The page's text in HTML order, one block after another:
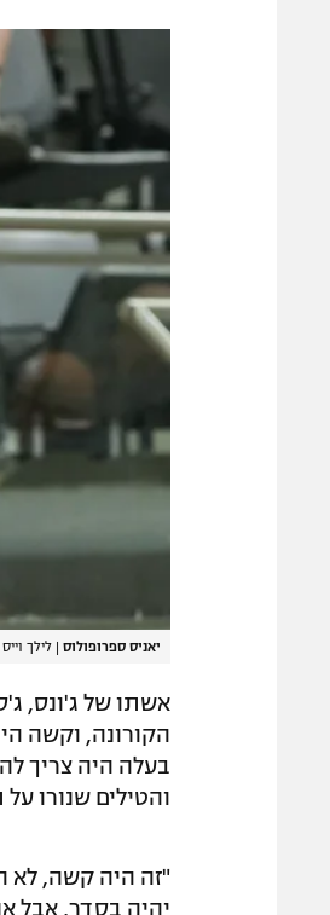
יאניס ספרופולוס | לילך וייס
אשתו של ג'ונס,
הקורונה, וקשה
בעלה היה צריך
והטילים שנורו
"זה היה קשה, לא
יהיה בסדר, אבל